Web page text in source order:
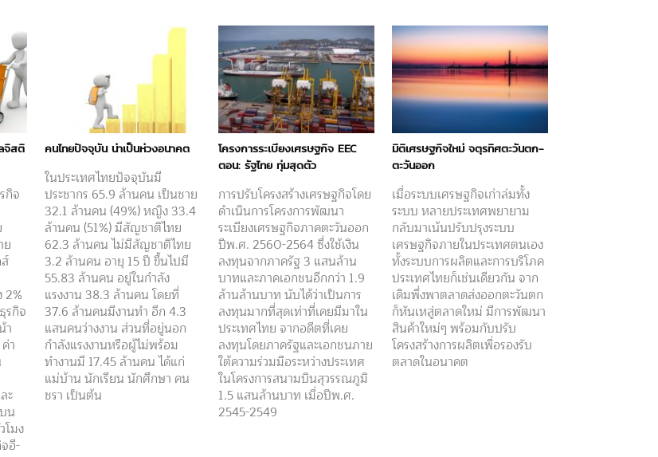
จิสติ
กิจ
ย
2%
รกิจ
า
า
ะ
น
โมง
อี-
คนไทยปัจจุบัน น่าเป็นห่วงอนาคต
ในประเทศไทยปัจจุบันมี
ประชากร 65.9 ล้านคน เป็นชาย
32.1 ล้านคน (49%) หญิง 33.4
ล้านคน (51%) มีสัญชาติไทย
62.3 ล้านคน ไม่มีสัญชาติไทย
3.2 ล้านคน อายุ 15 ปี ขึ้นไปมี
55.83 ล้านคน อยู่ในกำลัง
แรงงาน 38.3 ล้านคน โดยที่
37.6 ล้านคนมีงานทำ อีก 4.3
แสนคนว่างงาน ส่วนที่อยู่นอก
กำลังแรงงานหรือผู้ไม่พร้อม
ทำงานมี 17.45 ล้านคน ได้แก่
แม่บ้าน นักเรียน นักศึกษา คน
ชรา เป็นต้น
โครงการระเบียงเศรษฐกิจ EEC
ตอน: รัฐไทย ทุ่มสุดตัว
การปรับโครงสร้างเศรษฐกิจโดย
ดำเนินการโครงการพัฒนา
ระเบียงเศรษฐกิจภาคตะวันออก
ปีพ.ศ. 2560-2564 ซึ่งใช้เงิน
ลงทุนจากภาครัฐ 3 แสนล้าน
บาทและภาคเอกชนอีกกว่า 1.9
ล้านล้านบาท นับได้ว่าเป็นการ
ลงทุนมากที่สุดเท่าที่เคยมีมาใน
ประเทศไทย จากอดีตที่เคย
ลงทุนโดยภาครัฐและเอกชนภาย
ใต้ความร่วมมือระหว่างประเทศ
ในโครงการสนามบินสุวรรณภูมิ
1.5 แสนล้านบาท เมื่อปีพ.ศ.
2545-2549
มิติเศรษฐกิจใหม่ จตุรทิศตะวันตก-
ตะวันออก
เมื่อระบบเศรษฐกิจเก่าล่มทั้ง
ระบบ หลายประเทศพยายาม
กลับมาเน้นปรับปรุงระบบ
เศรษฐกิจภายในประเทศตนเอง
ทั้งระบบการผลิตและการบริโภค
ประเทศไทยก็เช่นเดียวกัน จาก
เดิมพึ่งพาตลาดส่งออกตะวันตก
ก็หันเหสู่ตลาดใหม่ มีการพัฒนา
สินค้าใหม่ๆ พร้อมกับปรับ
โครงสร้างการผลิตเพื่อรองรับ
ตลาดในอนาคต